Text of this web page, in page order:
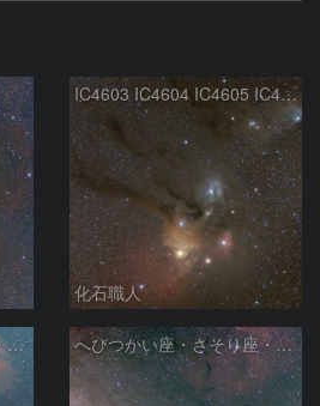
IC4603 IC4604 IC4605 IC4606 Sh2-9 IC4592 カラフルタウン 青い馬頭星雲 さそり座
化石職人
へびつかい座・さそり座・いて座と天の川 へびつかい座・さそり座・いて座と天の川